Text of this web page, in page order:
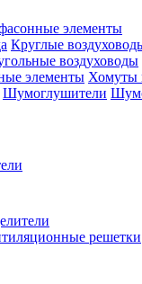
элементы
Круглые
воздуховоды
элементы Хомуты
Шумоглушители
решетки